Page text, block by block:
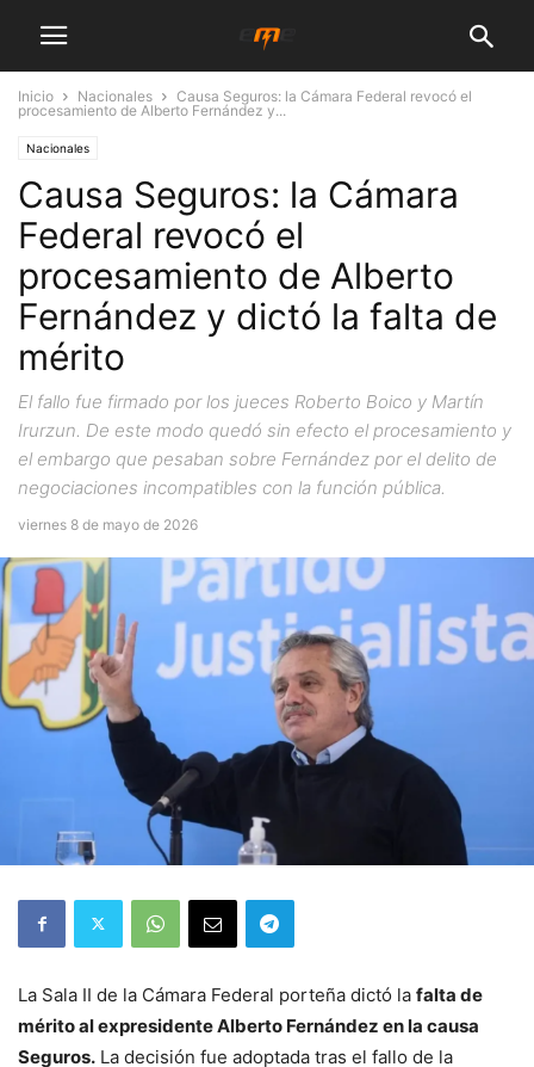
Inicio Nacionales
Causa Seguros: la Cámara Federal revocó el
procesamiento de Alberto Fernández y...
Nacionales
Causa Seguros: la Cámara
Federal revocó el
procesamiento de Alberto
Fernández y dictó la falta de
mérito
El fallo fue firmado por los jueces Roberto Boico y Martín
Irurzun. De este modo quedó sin efecto el procesamiento y
el embargo que pesaban sobre Fernández por el delito de
negociaciones incompatibles con la función pública.
viernes 8 de mayo de 2026
La Sala II de la Cámara Federal porteña dictó la falta de
mérito al expresidente Alberto Fernández en la causa
Seguros. La decisión fue adoptada tras el fallo de la